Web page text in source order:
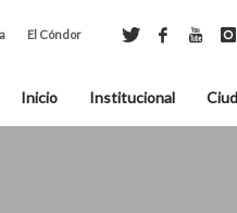
El Cóndor
Inicio Institucional